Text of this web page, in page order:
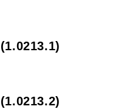
1.0213.1
1.0213.2